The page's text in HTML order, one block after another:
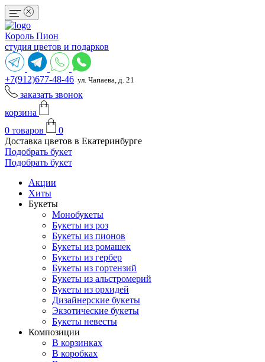
Король Пион
студия цветов и подарков
+7(912)677-48-46 ул. Чапаева, д. 21
заказать звонок
корзина
0 товаров
0
Доставка цветов в Екатеринбурге
Подобрать букет
Подобрать букет
Акции
Хиты
Букеты
Монобукеты
Букеты из роз
Букеты из пионов
Букеты из ромашек
Букеты из гербер
Букеты из гортензий
Букеты из альстромерий
Букеты из орхидей
Дизайнерские букеты
Экзотические букеты
Букеты невесты
Композиции
В корзинках
В коробках